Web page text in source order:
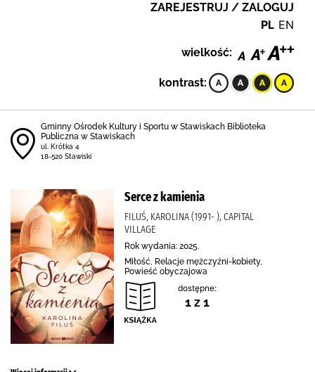
ZAREJESTRUJ / ZALOGUJ
PL EN
wielkość:
kontrast:
Gminny Ośrodek Kultury i Sportu w Stawiskach Biblioteka
Publiczna w Stawiskach
ul. Krótka 4
18-520 Stawiski
Serce z kamienia
FILUŚ, KAROLINA (1991- ), CAPITAL
VILLAGE
Rok wydania: 2025.
Miłość, Relacje mężczyźni-kobiety,
Powieść obyczajowa
dostępne:
1 z 1